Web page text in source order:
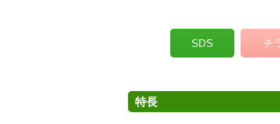
SDS チ
特長